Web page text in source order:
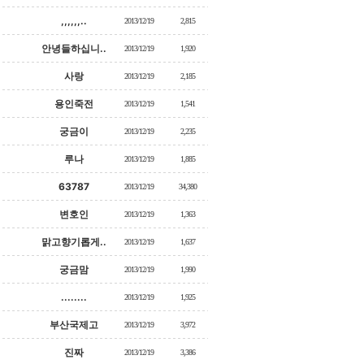
,,,,,,.. 2013/12/19 2,815
안녕들하십니.. 2013/12/19 1,920
사랑 2013/12/19 2,185
용인죽전 2013/12/19 1,541
궁금이 2013/12/19 2,235
루나 2013/12/19 1,885
63787 2013/12/19 34,380
변호인 2013/12/19 1,363
맑고향기롭게.. 2013/12/19 1,637
궁금맘 2013/12/19 1,990
........ 2013/12/19 1,925
부산국제고 2013/12/19 3,972
진짜 2013/12/19 3,386